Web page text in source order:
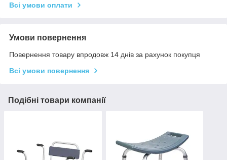
Всі умови оплати
Умови повернення
Повернення товару впродовж 14 днів за рахунок покупця
Всі умови повернення
Подібні товари компанії